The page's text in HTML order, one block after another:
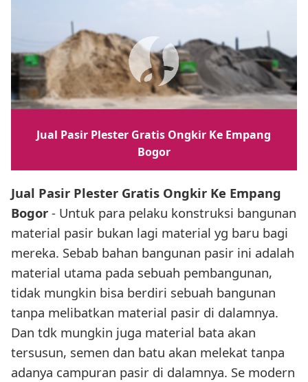
Jual Pasir Plester Gratis Ongkir Ke Empang
Bogor
Jual Pasir Plester Gratis Ongkir Ke Empang
Bogor - Untuk para pelaku konstruksi bangunan
material pasir bukan lagi material yg baru bagi
mereka. Sebab bahan bangunan pasir ini adalah
material utama pada sebuah pembangunan,
tidak mungkin bisa berdiri sebuah bangunan
tanpa melibatkan material pasir di dalamnya.
Dan tdk mungkin juga material bata akan
tersusun, semen dan batu akan melekat tanpa
adanya campuran pasir di dalamnya. Se modern